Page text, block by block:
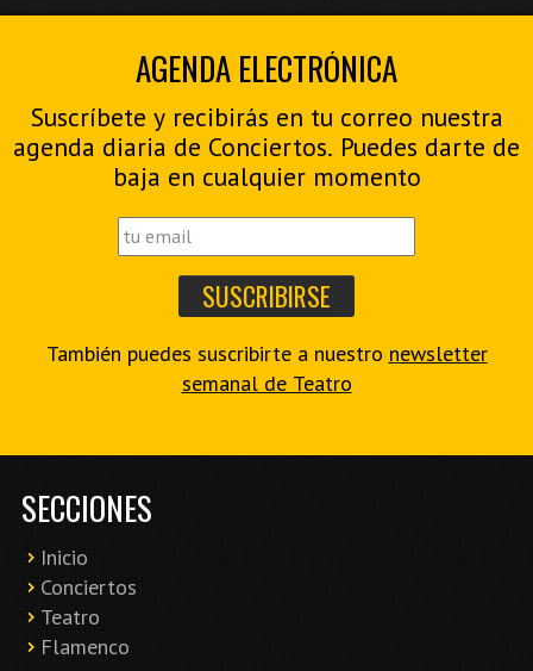
AGENDA ELECTRÓNICA
Suscríbete y recibirás en tu correo nuestra
agenda diaria de Conciertos. Puedes darte de
baja en cualquier momento
También puedes suscribirte a nuestro newsletter
semanal de Teatro
SECCIONES
Inicio
Conciertos
Teatro
Flamenco